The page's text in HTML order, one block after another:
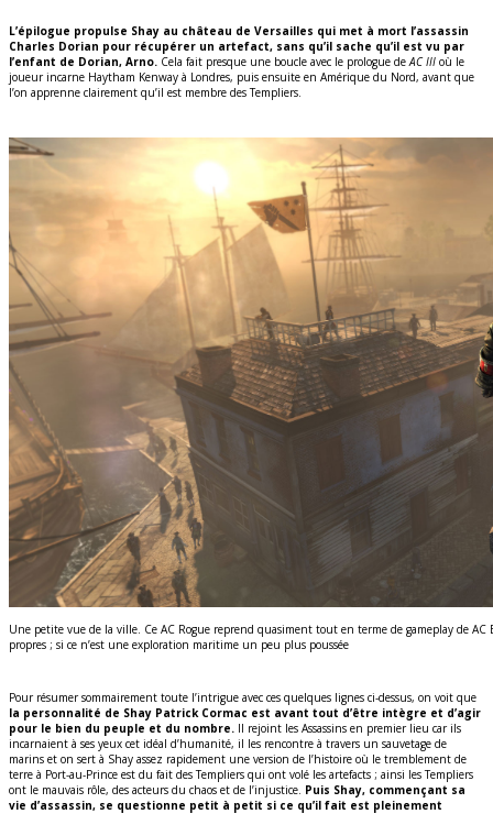
L’épilogue propulse Shay au château de Versailles qui met à mort l’assassin
Charles Dorian pour récupérer un artefact, sans qu’il sache qu’il est vu par
l’enfant de Dorian, Arno. Cela fait presque une boucle avec le prologue de AC III où le
joueur incarne Haytham Kenway à Londres, puis ensuite en Amérique du Nord, avant que
l’on apprenne clairement qu’il est membre des Templiers.
Une petite vue de la ville. Ce AC Rogue reprend quasiment tout en terme de gameplay de
propres ; si ce n’est une exploration maritime un peu plus poussée
Pour résumer sommairement toute l’intrigue avec ces quelques lignes ci-dessus, on voit que
la personnalité de Shay Patrick Cormac est avant tout d’être intègre et d’agir
pour le bien du peuple et du nombre. Il rejoint les Assassins en premier lieu car ils
incarnaient à ses yeux cet idéal d’humanité, il les rencontre à travers un sauvetage de
marins et on sert à Shay assez rapidement une version de l’histoire où le tremblement de
terre à Port-au-Prince est du fait des Templiers qui ont volé les artefacts ; ainsi les Templiers
ont le mauvais rôle, des acteurs du chaos et de l’injustice. Puis Shay, commençant sa
vie d’assassin, se questionne petit à petit si ce qu’il fait est pleinement